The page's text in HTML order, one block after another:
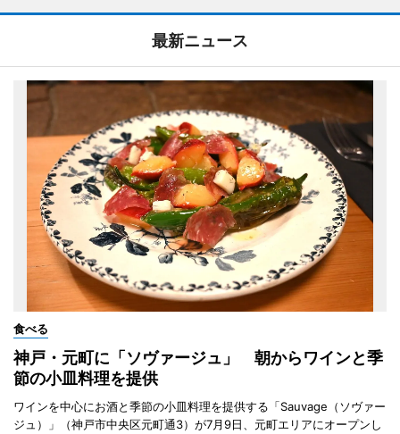
最新ニュース
食べる
神戸・元町に「ソヴァージュ」 朝からワインと季
節の小皿料理を提供
ワインを中心にお酒と季節の小皿料理を提供する「Sauvage（ソヴァー
ジュ）」（神戸市中央区元町通3）が7月9日、元町エリアにオープンし